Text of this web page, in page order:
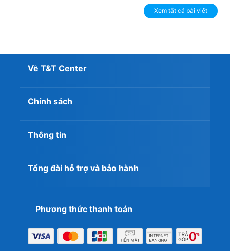
Xem tất cả bài viết
Về T&T Center
Chính sách
Thông tin
Tổng đài hỗ trợ và bảo hành
Phương thức thanh toán